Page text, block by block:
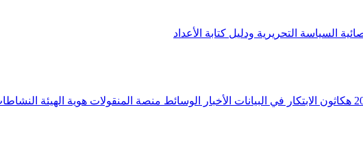
السياسة التحريرية ودليل كتابة الأعداد
هكاثون الابتكار في البيانات الأخبار الوسائط منصة المنقولات هوية الهيئة